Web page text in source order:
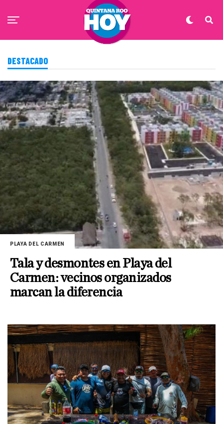
DESTACADO
PLAYA DEL CARMEN
Tala y desmontes en Playa del
Carmen: vecinos organizados
marcan la diferencia